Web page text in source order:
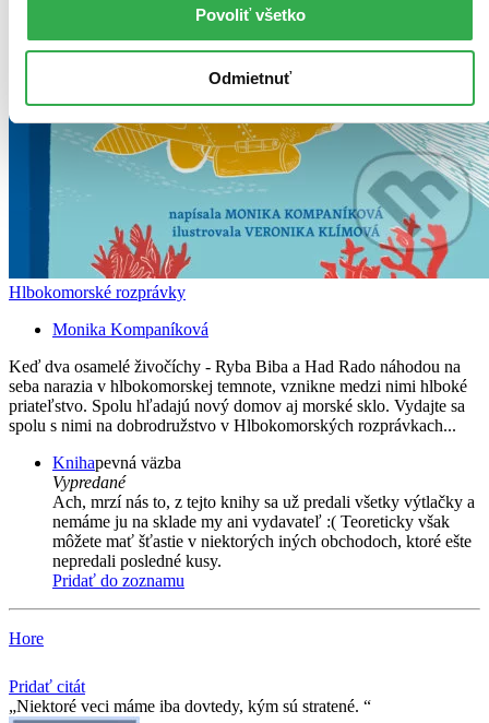
Povoliť všetko
Odmietnuť
Hlbokomorské rozprávky
Monika Kompaníková
Keď dva osamelé živočíchy - Ryba Biba a Had Rado náhodou na
seba narazia v hlbokomorskej temnote, vznikne medzi nimi hlboké
priateľstvo. Spolu hľadajú nový domov aj morské sklo. Vydajte sa
spolu s nimi na dobrodružstvo v Hlbokomorských rozprávkach...
Knihapevná väzba
Vypredané
Ach, mrzí nás to, z tejto knihy sa už predali všetky výtlačky a
nemáme ju na sklade my ani vydavateľ :( Teoreticky však
môžete mať šťastie v niektorých iných obchodoch, ktoré ešte
nepredali posledné kusy.
Pridať do zoznamu
Hore
Pridať citát
Niektoré veci máme iba dovtedy, kým sú stratené.